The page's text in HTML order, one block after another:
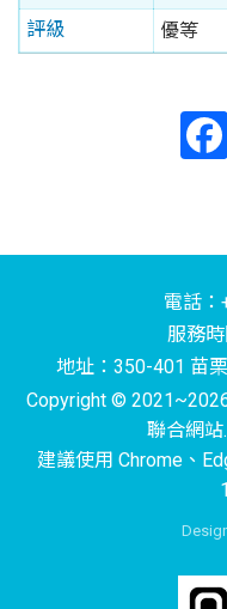
評級
優等
電話
服務
地址：350-401 苗
Copyright ©
聯合網
建議使用 Chrome、